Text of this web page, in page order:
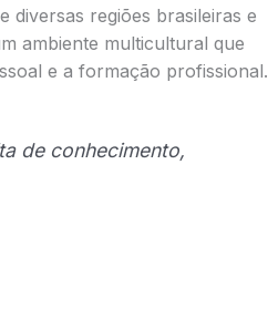
diversas regiões brasileiras e
ambiente multicultural que
e a formação profissional.
de conhecimento,